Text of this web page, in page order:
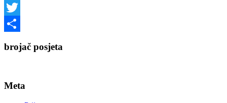
Facebook
Twitter
brojač posjeta
Meta